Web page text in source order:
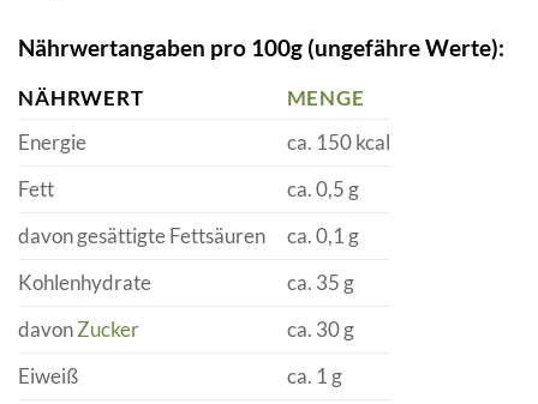
Nährwertangaben pro 100g (ungefähre Werte):
NÄHRWERT
MENGE
Energie
ca. 150 kcal
Fett
ca. 0,5 g
davon gesättigte Fettsäuren
ca. 0,1 g
Kohlenhydrate
ca. 35 g
davonZucker
ca. 30 g
Eiweiß
ca. 1 g